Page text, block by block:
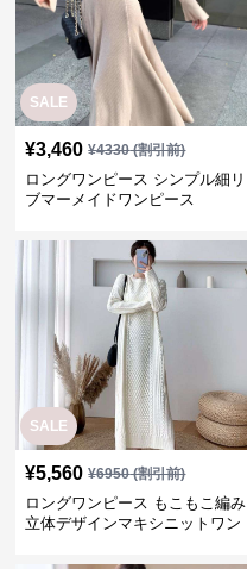
SALE
¥3,460 ¥4330(割引前)
ロングワンピース シンプル細リ
ブマーメイドワンピース
SALE
¥5,560 ¥6950(割引前)
ロングワンピース もこもこ編み
立体デザインマキシニットワン